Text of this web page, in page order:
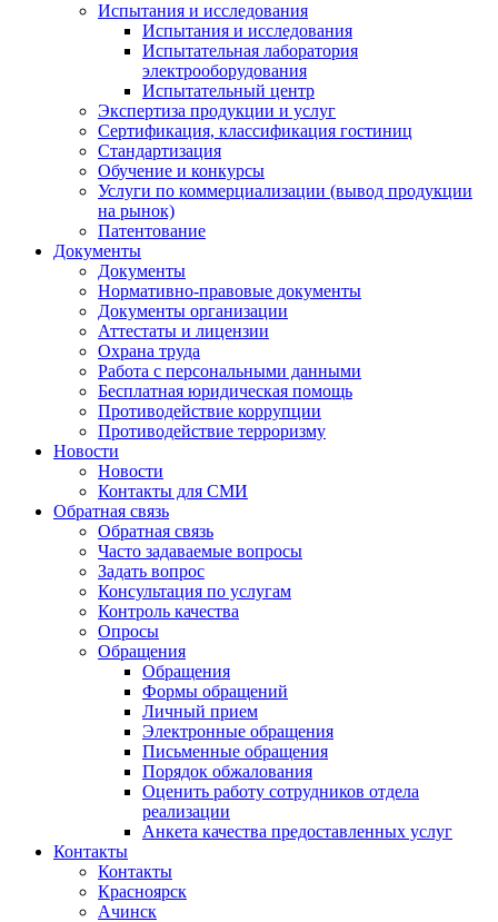
Испытания и исследования
Испытания и исследования
Испытательная лаборатория
электрооборудования
Испытательный центр
Экспертиза продукции и услуг
Сертификация, классификация гостиниц
Стандартизация
Обучение и конкурсы
Услуги по коммерциализации (вывод продукции
на рынок)
Патентование
Документы
Документы
Нормативно-правовые документы
Документы организации
Аттестаты и лицензии
Охрана труда
Работа с персональными данными
Бесплатная юридическая помощь
Противодействие коррупции
Противодействие терроризму
Новости
Новости
Контакты для СМИ
Обратная связь
Обратная связь
Часто задаваемые вопросы
Задать вопрос
Консультация по услугам
Контроль качества
Опросы
Обращения
Обращения
Формы обращений
Личный прием
Электронные обращения
Письменные обращения
Порядок обжалования
Оценить работу сотрудников отдела
реализации
Анкета качества предоставленных услуг
Контакты
Контакты
Красноярск
Ачинск